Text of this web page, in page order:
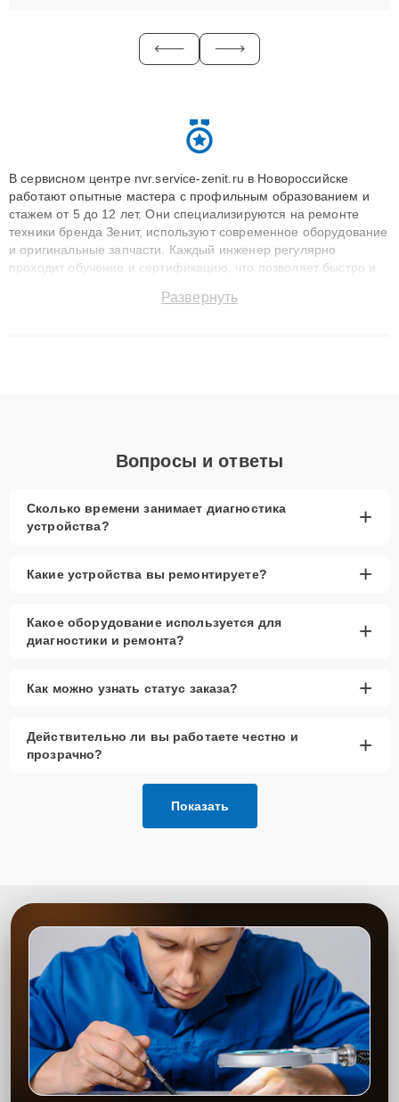
В сервисном центре nvr.service-zenit.ru в Новороссийске
работают опытные мастера с профильным образованием и
стажем от 5 до 12 лет. Они специализируются на ремонте
техники бренда Зенит, используют современное оборудование
и оригинальные запчасти. Каждый инженер регулярно
проходит обучение и сертификацию, что позволяет быстро и
сохранением гарантии до 3 лет. Наши мастера решают
Развернуть
Вопросы и ответы
Сколько времени занимает диагностика
устройства?
+
Какие устройства вы ремонтируете? +
Какое оборудование используется для
диагностики и ремонта?
+
Как можно узнать статус заказа? +
Действительно ли вы работаете честно и
прозрачно?
+
Показать